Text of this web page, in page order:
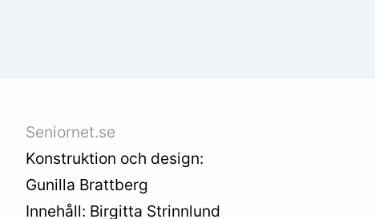
Seniornet.se
Konstruktion och design:
Gunilla Brattberg
Innehåll: Birgitta Strinnlund